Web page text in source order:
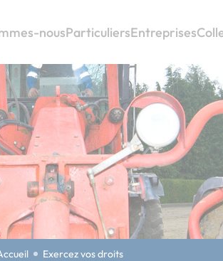
nousParticuliersEntreprises
Exercez vos droits